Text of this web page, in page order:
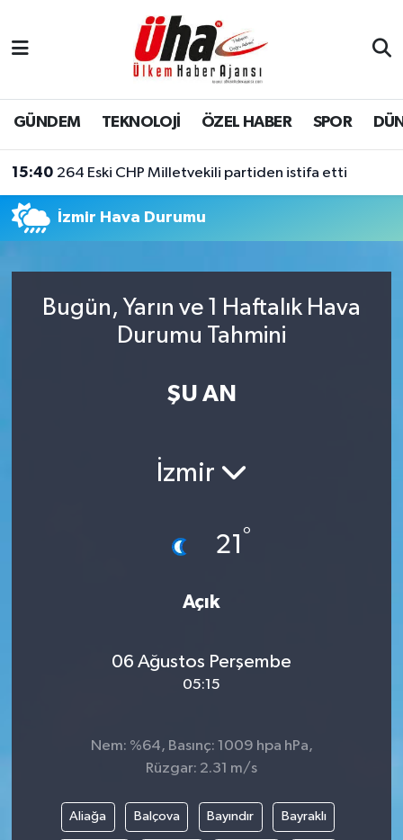
GÜNDEM TEKNOLOJİ ÖZEL HABER SPOR
15:40 264 Eski CHP Milletvekili partiden istifa etti
İzmir Hava Durumu
Bugün, Yarın ve 1 Haftalık Hava
Durumu Tahmini
ŞU AN
İzmir
21 °
Açık
06 Ağustos Perşembe
05:15
Nem: %64, Basınç: 1009 hpa hPa,
Rüzgar: 2.31 m/s
Aliağa Balçova Bayındır Bayraklı
İstanbul Nöbetçi Eczaneler
İstanbul Hava Durumu
İstanbul Trafik Yoğunluk Haritası
Tüm Manşetler
Son Dakika Haberleri